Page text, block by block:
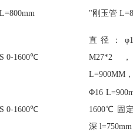
"刚玉管
0-1600℃
直径：
M27*2
L=900MM
0-1600℃
Φ16
1600℃ 固
深 l=750mm